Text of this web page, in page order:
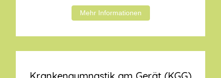
Mehr Informationen